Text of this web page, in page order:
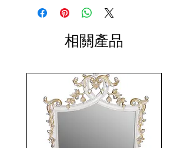
相關產品